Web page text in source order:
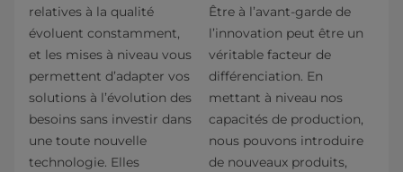
relatives à la qualité
évoluent constamment,
et les mises à niveau vous
permettent d’adapter vos
solutions à l’évolution des
besoins sans investir dans
une toute nouvelle
technologie. Elles
Être à l’avant-garde de
l’innovation peut être un
véritable facteur de
différenciation. En
mettant à niveau nos
capacités de production,
nous pouvons introduire
de nouveaux produits,